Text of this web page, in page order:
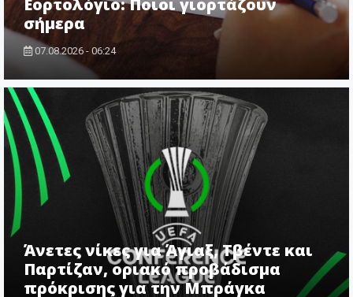
Εορτολόγιο: Ποιοι γιορτάζουν
σήμερα
07.08.2026 - 06:24
Άνετες νίκες για Άγιαξ, Τβέντε και
Παρτίζαν, οριακό προβάδισμα
πρόκρισης για την Μπράγκα